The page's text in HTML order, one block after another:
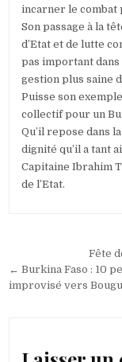
incarner le combat
Son passage à la
d’Etat et de lutte
pas important dans
gestion plus saine
Puisse son
collectif pour un
Qu’il repose dans
dignité qu’il a tant
Capitaine Ibrahim
de l’Etat.
Navigation
de
l’article
Fête
← Burkina Faso : 10
improvisé vers